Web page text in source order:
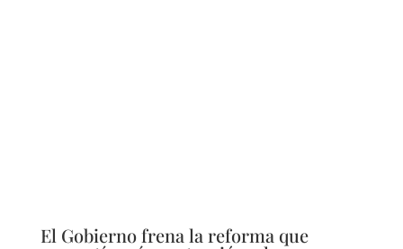
El Gobierno frena la reforma que